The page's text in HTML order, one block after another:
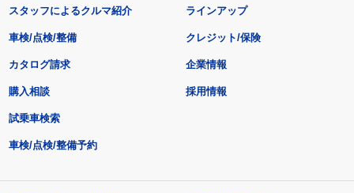
スタッフによるクルマ紹介 ラインアップ
車検/点検/整備 クレジット/保険
カタログ請求
購入相談
試乗車検索
車検/点検/整備予約
企業情報
採用情報